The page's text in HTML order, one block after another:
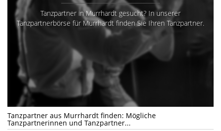
Tanzpartner in Murrhardt gesucht? In unserer
Tanzpartnerbörse für Murrhardt finden Sie Ihren Tanzpartner.
Tanzpartner aus Murrhardt finden: Mögliche
Tanzpartnerinnen und Tanzpartner...